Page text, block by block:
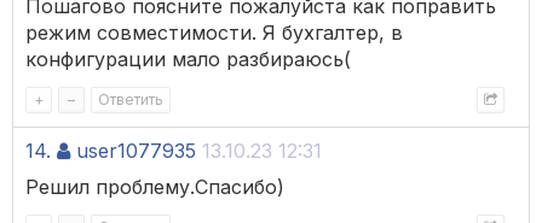
Пошагово поясните пожалуйста как поправить
режим совместимости. Я бухгалтер, в
конфигурации мало разбираюсь(
+ – Ответить
14. user1077935 13.10.23 12:31
Решил проблему.Спасибо)